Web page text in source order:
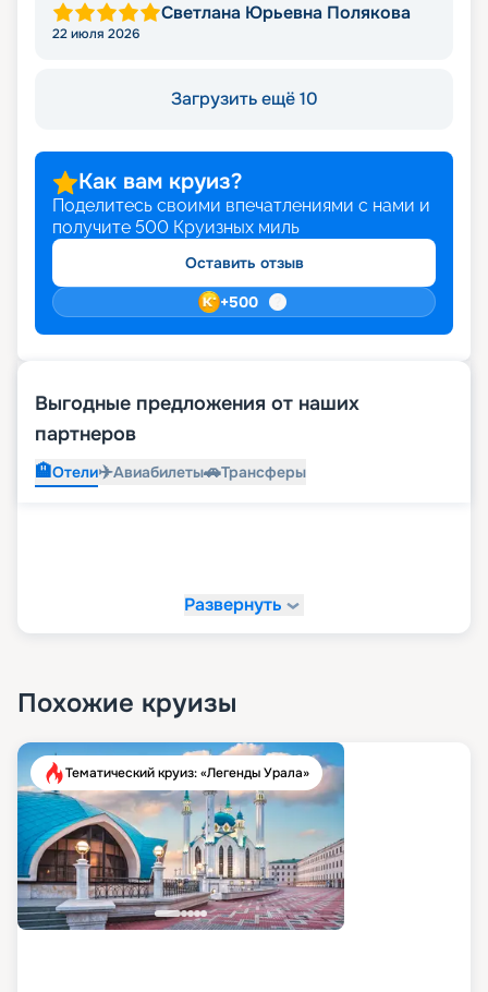
Светлана Юрьевна Полякова
22 июля 2026
Загрузить ещё 10
Как вам круиз?
Поделитесь своими впечатлениями с нами и
получите 500 Круизных миль
Оставить отзыв
+500
Выгодные предложения от наших
партнеров
🏨Отели✈️Авиабилеты🚗Трансферы
Развернуть
Похожие круизы
Тематический круиз: «Легенды Урала»